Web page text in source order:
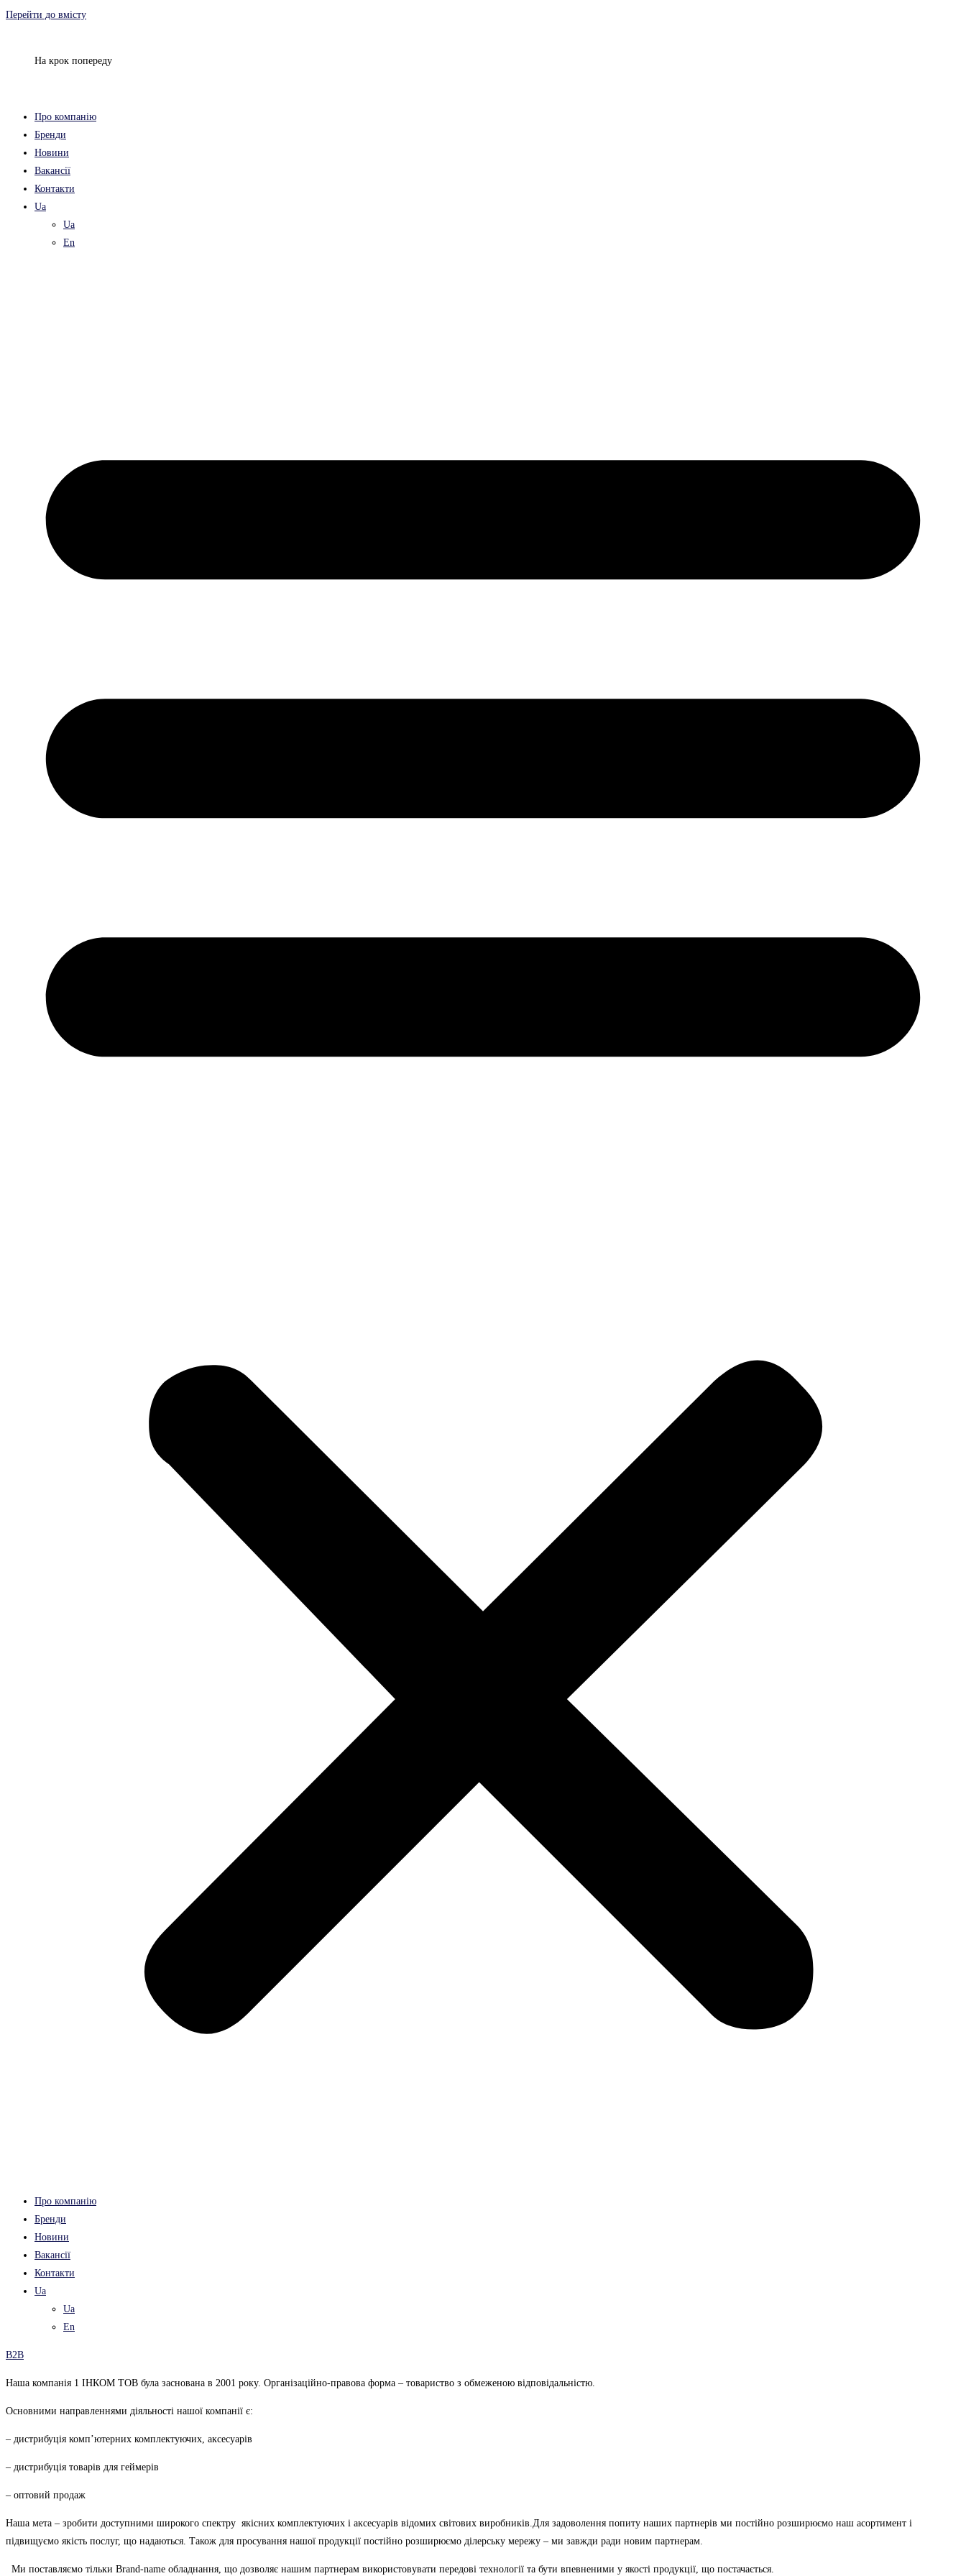
Перейти до вмісту
На крок попереду
Про компанію
Бренди
Новини
Вакансії
Контакти
Ua
Ua
En
Про компанію
Бренди
Новини
Вакансії
Контакти
Ua
Ua
En
B2B
Наша компанія 1 ІНКОМ ТОВ була заснована в 2001 року. Організаційно-правова форма – товариство з обмеженою відповідальністю.
Основними направленнями діяльності нашої компанії є:
– дистрибуція комп’ютерних комплектуючих, аксесуарів
– дистрибуція товарів для геймерів
– оптовий продаж
Наша мета – зробити доступними широкого спектру якісних комплектуючих і аксесуарів відомих світових виробників.Для задоволення попиту наших партнерів ми постійно розширюємо наш асортимент і
підвищуємо якість послуг, що надаються. Також для просування нашої продукції постійно розширюємо ділерську мережу – ми завжди ради новим партнерам.
Ми поставляємо тільки Brand-name обладнання, що дозволяє нашим партнерам використовувати передові технології та бути впевненими у якості продукції, що постачається.